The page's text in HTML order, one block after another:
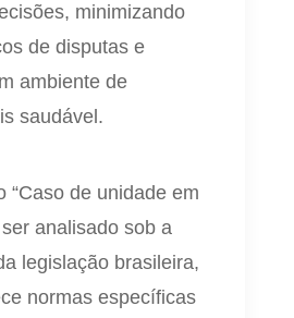
minimizando
de disputas e
ambiente de
saudável.
“Caso de unidade em
analisado sob a
legislação brasileira,
normas específicas